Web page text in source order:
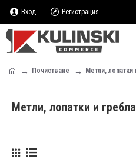
Вход Регистрация
Почистване Метли, лопатки
Метли, лопатки и гребла